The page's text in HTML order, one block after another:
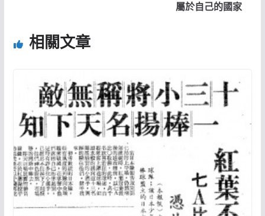
屬於自己的國家
相關文章